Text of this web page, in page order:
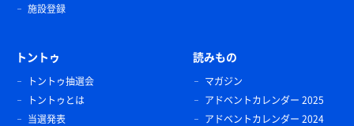
施設登録
トントゥ
トントゥ抽選会
トントゥとは
当選発表
読みもの
マガジン
アドベントカレンダー 2025
アドベントカレンダー 2024